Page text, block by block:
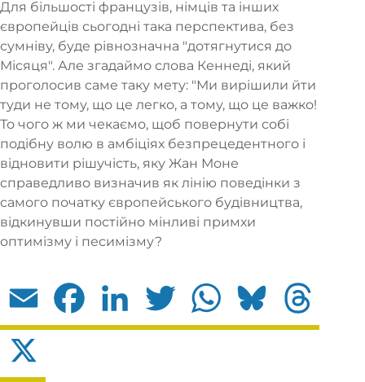
Для більшості французів, німців та інших
європейців сьогодні така перспектива, без
сумніву, буде рівнозначна "дотягнутися до
Місяця". Але згадаймо слова Кеннеді, який
проголосив саме таку мету: "Ми вирішили йти
туди не тому, що це легко, а тому, що це важко!
То чого ж ми чекаємо, щоб повернути собі
подібну волю в амбіціях безпрецедентного і
відновити рішучість, яку Жан Моне
справедливо визначив як лінію поведінки з
самого початку європейського будівництва,
відкинувши постійно мінливі примхи
оптимізму і песимізму?
Email Facebook LinkedIn Twitter WhatsApp Bluesky